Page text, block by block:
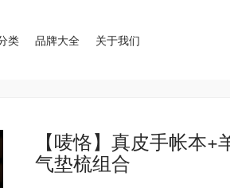
类 品牌大全 关于我们
【唛恪】真皮手帐本
气垫梳组合